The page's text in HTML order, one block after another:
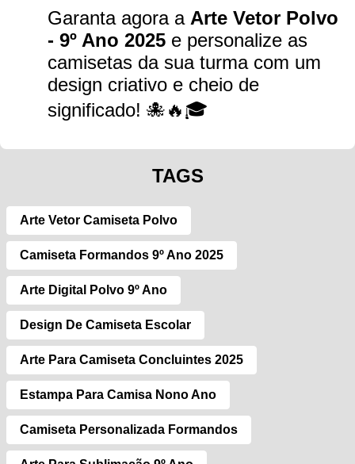
Garanta agora a Arte Vetor Polvo
- 9º Ano 2025 e personalize as
camisetas da sua turma com um
design criativo e cheio de
significado! 🐙🔥🎓
TAGS
Arte Vetor Camiseta Polvo
Camiseta Formandos 9º Ano 2025
Arte Digital Polvo 9º Ano
Design De Camiseta Escolar
Arte Para Camiseta Concluintes 2025
Estampa Para Camisa Nono Ano
Camiseta Personalizada Formandos